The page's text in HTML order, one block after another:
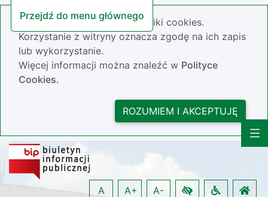
Przejdź do menu głównego
Nasza strona wykorzystuje pliki cookies.
Korzystanie z witryny oznacza zgodę na ich zapis
lub wykorzystanie.
Więcej informacji można znaleźć w Polityce
Cookies.
ROZUMIEM I AKCEPTUJĘ
A A+ A-